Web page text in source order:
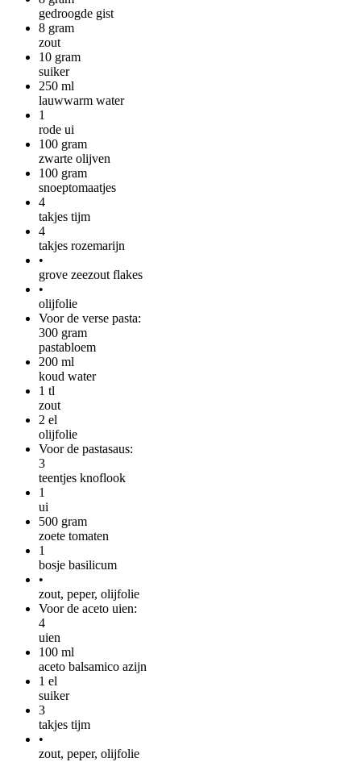
gedroogde gist
8 gram
zout
10 gram
suiker
250 ml
lauwwarm water
1
rode ui
100 gram
zwarte olijven
100 gram
snoeptomaatjes
4
takjes tijm
4
takjes rozemarijn
•
grove zeezout flakes
•
olijfolie
Voor de verse pasta:
300 gram
pastabloem
200 ml
koud water
1 tl
zout
2 el
olijfolie
Voor de pastasaus:
3
teentjes knoflook
1
ui
500 gram
zoete tomaten
1
bosje basilicum
•
zout, peper, olijfolie
Voor de aceto uien:
4
uien
100 ml
aceto balsamico azijn
1 el
suiker
3
takjes tijm
•
zout, peper, olijfolie